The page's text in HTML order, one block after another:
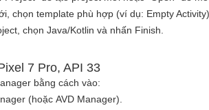
chọn template phù hợp (ví dụ: Empty
chọn Java/Kotlin và nhấn Finish.
7 Pro, API 33
bằng cách vào:
(hoặc AVD Manager).